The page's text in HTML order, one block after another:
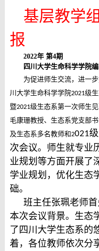
基层教学
报
2022年 第4期
四川大学生命科学学院
为促进师生交流，进一步
川大学生命科学学院2021级
暨2021级生态系第一次师生
毛康珊教授、生态系党支部
及生态系多名教师和2021
次会议。师生就专业
业规划等方面开展了
学业规划，优化生态
础。
班主任张珮老师
本次会议背景。生态
了四川大学生态系的
着，各位教师依次分